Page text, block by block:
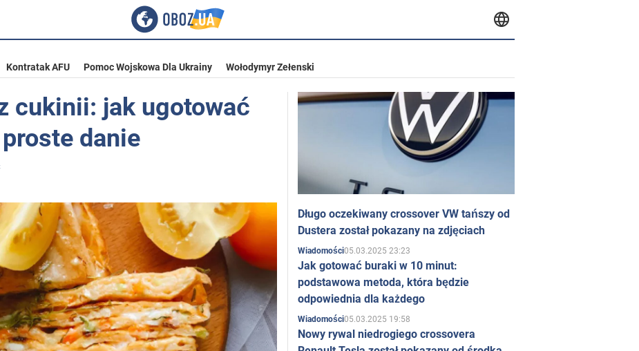
Kontratak AFU Pomoc Wojskowa Dla Ukrainy Wołodymyr Zełenski
cukinii: jak ugotować
danie
Długo oczekiwany crossover VW tańszy od
Dustera został pokazany na zdjęciach
Wiadomości05.03.2025 23:23
Jak gotować buraki w 10 minut:
podstawowa metoda, która będzie
odpowiednia dla każdego
Wiadomości05.03.2025 19:58
Nowy rywal niedrogiego crossovera